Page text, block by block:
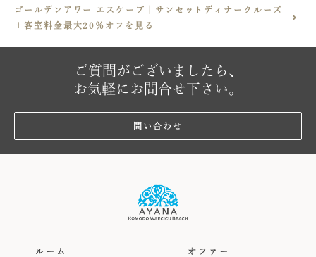
カヤック、シュノーケリング、
ボートトリップなどのさまざまなリゾートアクティビティの10
毎日1回カヤックとスタンドアップパドルが無料でご利用いた
混載車での往復空港送迎2名様分が、
別途追加料金が必要となります)
ゴールデンアワー エスケープ｜サンセットディナークルーズ
＋客室料金最大20％オフを見る
ご質問がございましたら、
お気軽にお問合せ下さい。
問い合わせ
ルーム オファー